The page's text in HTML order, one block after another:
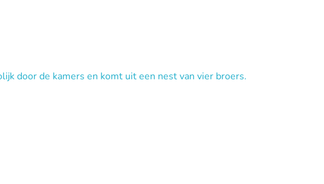
door de kamers en komt uit een nest van vier broers.